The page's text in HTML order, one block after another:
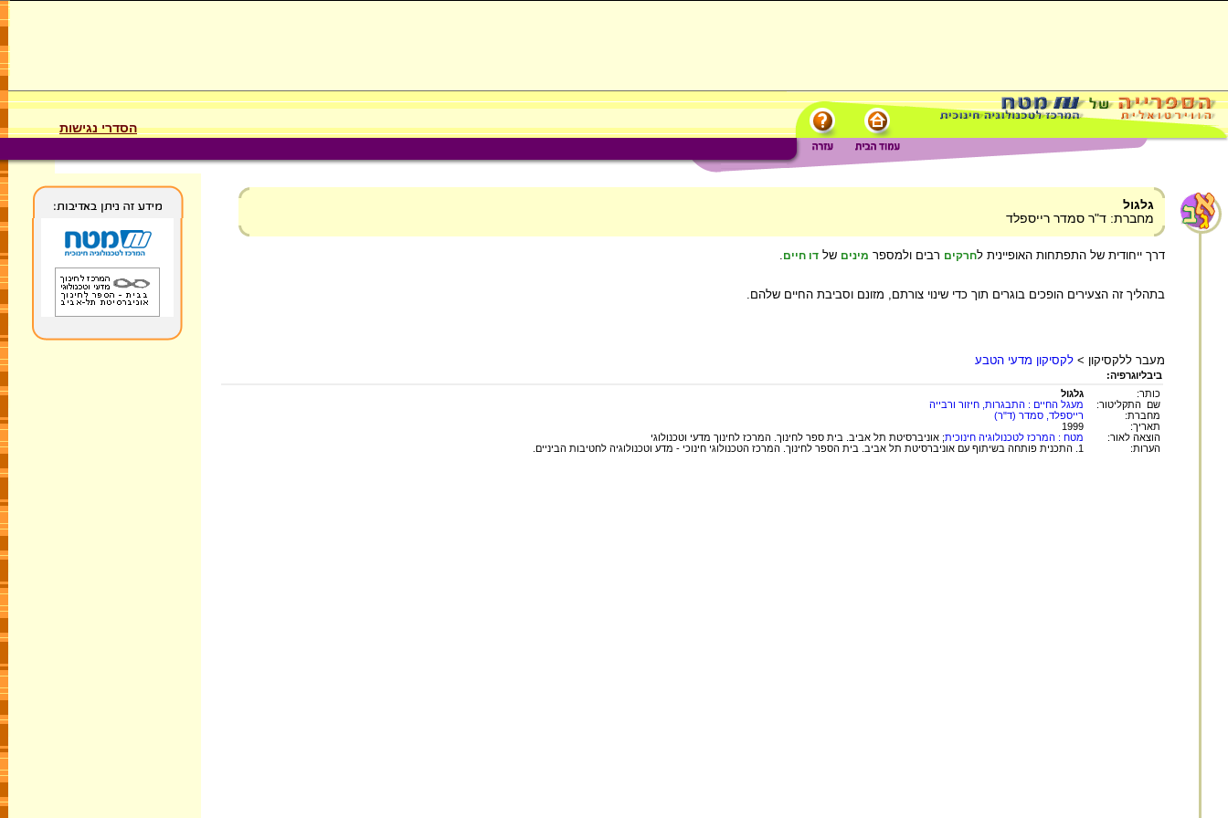
הסדרי נגישות
גלגול
מחברת: ד"ר סמדר רייספלד
דרך ייחודית של התפתחות האופיינית לחרקים רבים ולמספר מינים של דו חיים
בתהליך זה הצעירים הופכים בוגרים תוך כדי שינוי צורתם, מזונם וסביבת החיים שלהם.
מעבר ללקסיקון > לקסיקון מדעי הטבע
ביבליוגרפיה:
כותר:
גלגול
שם התקליטור:
מעגל החיים : התבגרות, חיזור ורבייה
מחברת:
רייספלד, סמדר (ד"ר)
תאריך:
1999
הוצאה לאור:
מטח : המרכז לטכנולוגיה חינוכית; אוניברסיטת תל אביב. בית ספר לחינוך. המרכז לחינוך מדעי וטכנולוגי
הערות:
1. התכנית פותחה בשיתוף עם אוניברסיטת תל אביב. בית הספר לחינוך. המרכז הטכנולוגי חינוכי - מדע וטכנולוגיה לחטיבות הביניים.